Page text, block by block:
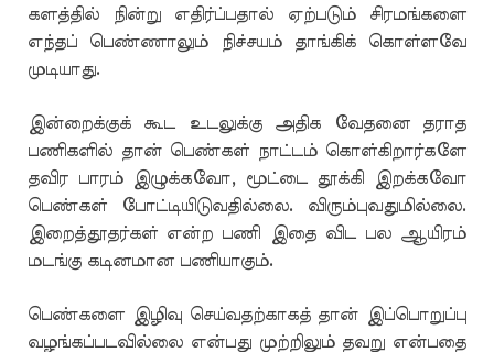
களத்தில் நின்று எதிர்ப்பதால் ஏற்படும் சிரமங்களை
எந்தப் பெண்ணாலும் நிச்சயம் தாங்கிக் கொள்ளவே
முடியாது.
இன்றைக்குக் கூட உடலுக்கு அதிக வேதனை தராத
பணிகளில் தான் பெண்கள் நாட்டம் கொள்கிறார்களே
தவிர பாரம் இழுக்கவோ, மூட்டை தூக்கி இறக்கவோ
பெண்கள் போட்டியிடுவதில்லை. விரும்புவதுமில்லை.
இறைத்தூதர்கள் என்ற பணி இதை விட பல ஆயிரம்
மடங்கு கடினமான பணியாகும்.
பெண்களை இழிவு செய்வதற்காகத் தான் இப்பொறுப்பு
வழங்கப்படவில்லை என்பது முற்றிலும் தவறு என்பதை